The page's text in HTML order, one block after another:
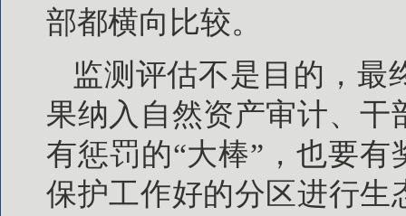
部都横向比较。
监测评估不是目的，最
果纳入自然资产审计、
有惩罚的“大棒”，也要
保护工作好的分区进行生